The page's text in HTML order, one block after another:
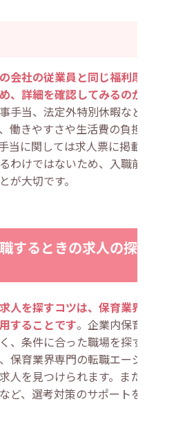
会社の従業員と同じ福利厚生が
、詳細を確認してみるのがおす
手当、法定外特別休暇などが充
働きやすさや生活費の負担軽減
当に関しては求人票に掲載され
わけではないため、入職前に支
が大切です。
するときの求人の探し
人を探すコツは、保育業界専門
することです。企業内保育所は
、条件に合った職場を探すのが
保育業界専門の転職エージェン
人を見つけられます。また、応
ど、選考対策のサポートを受け